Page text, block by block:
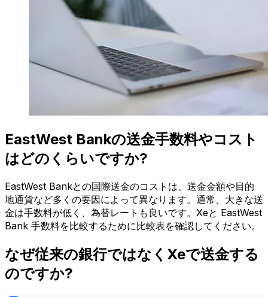
EastWest Bankの送金手数料やコスト
はどのくらいですか?
EastWest Bankとの国際送金のコストは、送金金額や目的
地通貨など多くの要因によって異なります。通常、大きな送
金は手数料が低く、為替レートも良いです。Xeと EastWest
Bank 手数料を比較するために比較表を確認してください。
なぜ従来の銀行ではなくXeで送金する
のですか?